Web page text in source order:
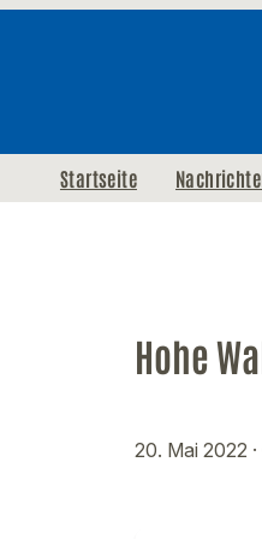
Startseite
Hohe
20. Mai 2022